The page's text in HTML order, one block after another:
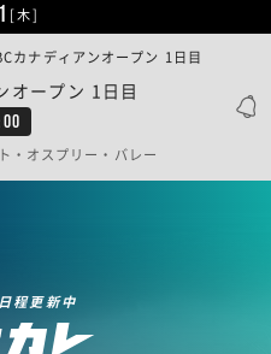
[木]
オープン 1日目
ナディアンオープン 1日目
・オスプリー・バレー
程更新中